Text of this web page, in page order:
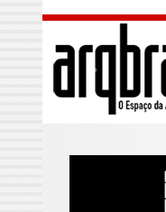
Skip to main content